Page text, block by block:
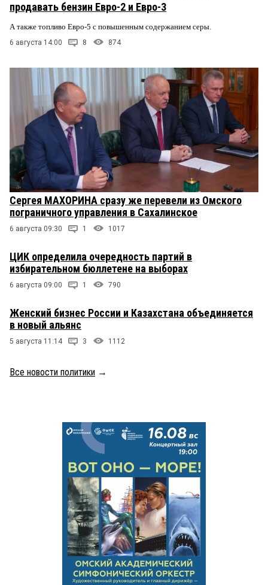
продавать бензин Евро-2 и Евро-3
А также топливо Евро-5 с повышенным содержанием серы.
6 августа 14:00 8 874
Сергея МАХОРИНА сразу же перевели из Омского
пограничного управления в Сахалинское
6 августа 09:30 1 1017
ЦИК определила очередность партий в
избирательном бюллетене на выборах
6 августа 09:00 1 790
Женский бизнес России и Казахстана объединяется
в новый альянс
5 августа 11:14 3 1112
Все новости политики →